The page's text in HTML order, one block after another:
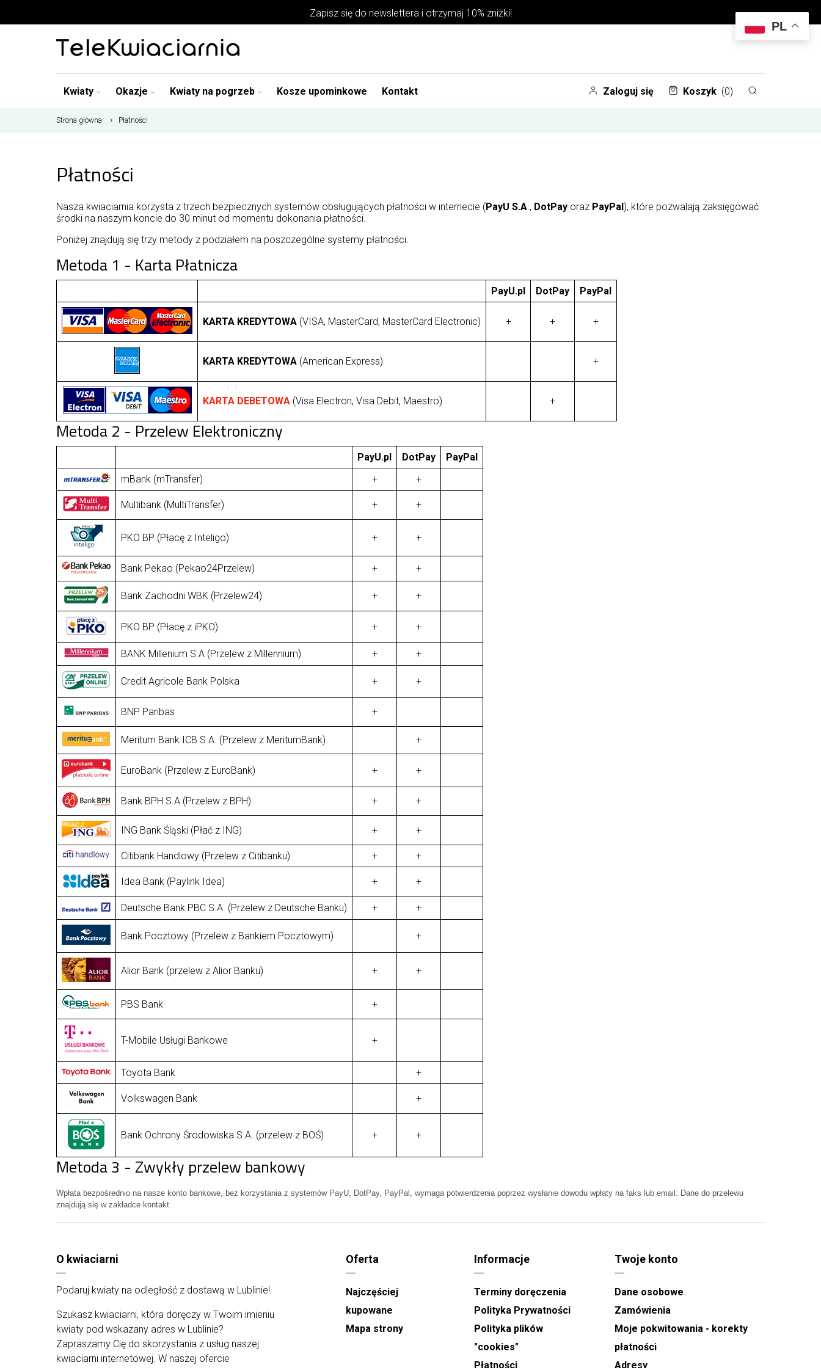
Zapisz się do newslettera i otrzymaj 10% zniżki!
Kwiaty Okazje Kwiaty na pogrzeb Kosze upominkowe Kontakt Zaloguj się Koszyk (0)
Strona główna Płatności
Płatności
Nasza kwiaciarnia korzysta z trzech bezpiecznych systemów obsługujących płatności w internecie (PayU S.A., DotPay oraz PayPal), które pozwalają zaksięgować
środki na naszym koncie do 30 minut od momentu dokonania płatności.
Poniżej znajdują się trzy metody z podziałem na poszczególne systemy płatności.
Metoda 1 - Karta Płatnicza
PayU.pl DotPay PayPal
KARTA KREDYTOWA (VISA, MasterCard, MasterCard Electronic) + + +
KARTA KREDYTOWA (American Express) +
KARTA DEBETOWA (Visa Electron, Visa Debit, Maestro) +
Metoda 2 - Przelew Elektroniczny
PayU.pl DotPay
PayPal
mBank (mTransfer)
+ +
Multibank (MultiTransfer) + +
PKO BP (Płacę z Inteligo) + +
Bank Pekao (Pekao24Przelew) + +
Bank Zachodni WBK (Przelew24) + +
PKO BP (Płacę z iPKO) + +
BANK Millenium S.A (Przelew z Millennium) + +
Credit Agricole Bank Polska + +
BNP Paribas +
Meritum Bank ICB S.A. (Przelew z MeritumBank) +
EuroBank (Przelew z EuroBank) + +
Bank BPH S.A (Przelew z BPH) + +
ING Bank Śląski (Płać z ING) + +
Citibank Handlowy (Przelew z Citibanku) + +
Idea Bank (Paylink Idea) + +
Deutsche Bank PBC S.A. (Przelew z Deutsche Banku) + +
Bank Pocztowy (Przelew z Bankiem Pocztowym) +
Alior Bank (przelew z Alior Banku) + +
PBS Bank +
T-Mobile Usługi Bankowe +
Toyota Bank +
Volkswagen Bank +
Bank Ochrony Środowiska S.A. (przelew z BOŚ) + +
Metoda 3 - Zwykły przelew bankowy
Wpłata bezpośrednio na nasze konto bankowe, bez korzystania z systemów PayU, DotPay, PayPal, wymaga potwierdzenia poprzez wysłanie dowodu wpłaty na faks lub email. Dane do przelewu
znajdują się w zakładce kontakt.
O kwiaciarni
Podaruj kwiaty na odległość z dostawą w Lublinie!
Szukasz kwiaciarni, która doręczy w Twoim imieniu
kwiaty pod wskazany adres w Lublinie?
Zapraszamy Cię do skorzystania z usług naszej
kwiaciarni internetowej. W naszej ofercie
Oferta
Najczęściej
kupowane
Mapa strony
Informacje
Terminy doręczenia
Polityka Prywatności
Polityka plików
"cookies"
Płatności
Twoje konto
Dane osobowe
Zamówienia
Moje pokwitowania - korekty
płatności
Adresy
PL